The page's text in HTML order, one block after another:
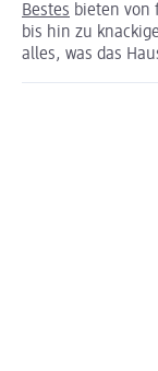
Bestes bieten von
bis hin zu
alles, was das